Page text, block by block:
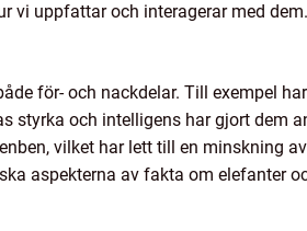
vi uppfattar och interagerar med dem.
för- och nackdelar. Till exempel
styrka och intelligens har gjort dem
vilket har lett till en minskning
aspekterna av fakta om elefanter